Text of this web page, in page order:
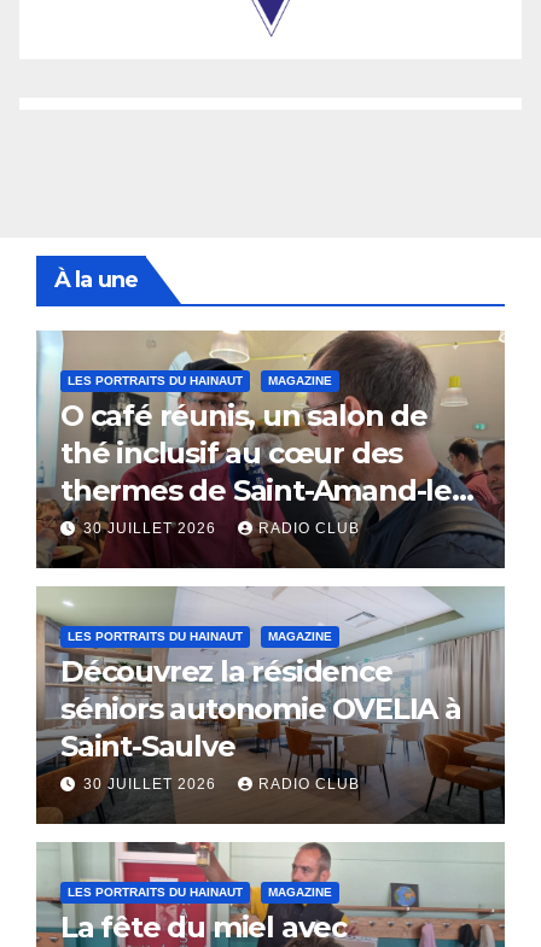
À la une
LES PORTRAITS DU HAINAUT MAGAZINE
O café réunis, un salon de
thé inclusif au cœur des
thermes de Saint-Amand-les-
Eaux
30 JUILLET 2026 RADIO CLUB
LES PORTRAITS DU HAINAUT MAGAZINE
Découvrez la résidence
séniors autonomie OVELIA à
Saint-Saulve
30 JUILLET 2026 RADIO CLUB
LES PORTRAITS DU HAINAUT MAGAZINE
La fête du miel avec